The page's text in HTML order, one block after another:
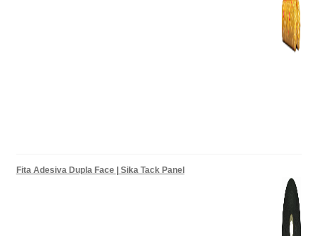
Fita Adesiva Dupla Face | Sika Tack Panel